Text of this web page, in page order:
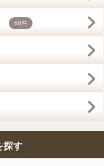
66件
探す